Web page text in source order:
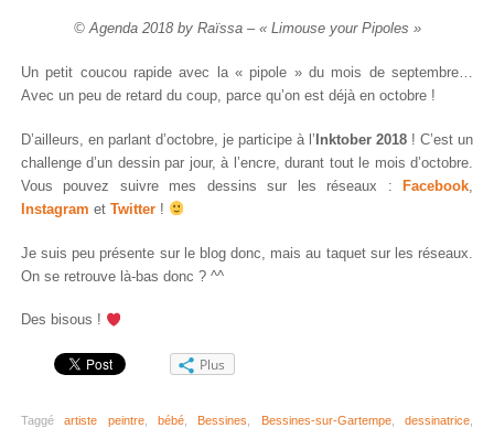
© Agenda 2018 by Raïssa – « Limouse your Pipoles »
Un petit coucou rapide avec la « pipole » du mois de septembre…
Avec un peu de retard du coup, parce qu’on est déjà en octobre !
D’ailleurs, en parlant d’octobre, je participe à l’ Inktober 2018 ! C’est un
challenge d’un dessin par jour, à l’encre, durant tout le mois d’octobre.
Vous pouvez suivre mes dessins sur les réseaux :
Facebook
Instagram et Twitter !
Je suis peu présente sur le blog donc, mais au taquet sur les réseaux.
On se retrouve là-bas donc ? ^^
Des bisous !
Plus
Taggéartiste peintre,bébé Bessines Bessines-sur-Gartempe,dessinatrice